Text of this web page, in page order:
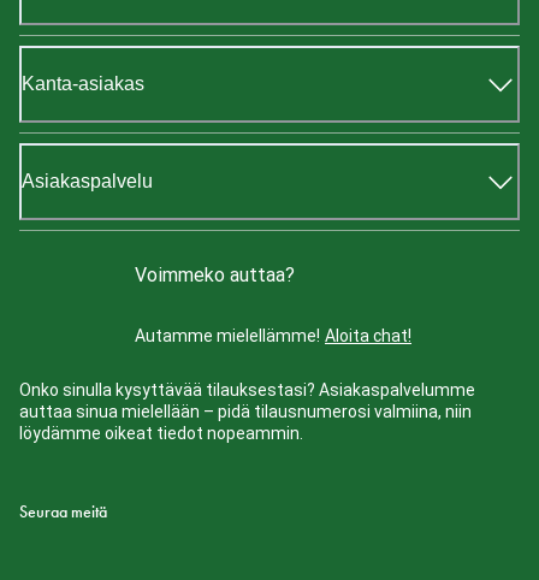
Kanta-asiakas
Asiakaspalvelu
Voimmeko auttaa?
Autamme mielellämme! Aloita chat!
Onko sinulla kysyttävää tilauksestasi? Asiakaspalvelumme
auttaa sinua mielellään – pidä tilausnumerosi valmiina, niin
löydämme oikeat tiedot nopeammin.
Seuraa meitä